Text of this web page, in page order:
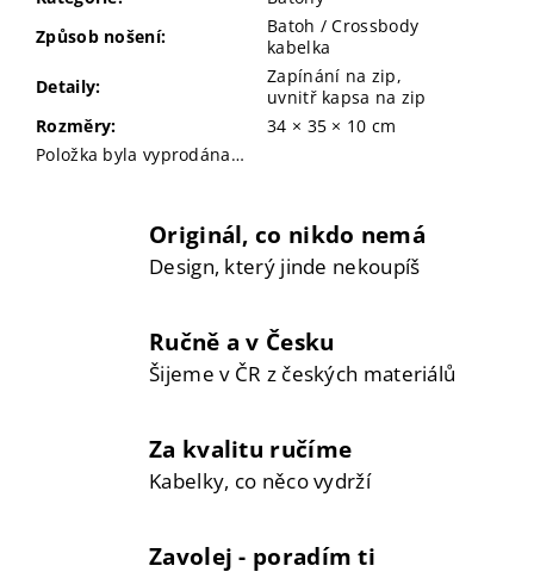
Způsob nošení:
Batoh / Crossbody
kabelka
Detaily:
Zapínání na zip,
uvnitř kapsa na zip
Rozměry:
34 × 35 × 10 cm
Položka byla vyprodána…
Originál, co nikdo nemá
Design, který jinde nekoupíš
Ručně a v Česku
Šijeme v ČR z českých materiálů
Za kvalitu ručíme
Kabelky, co něco vydrží
Zavolej - poradím ti